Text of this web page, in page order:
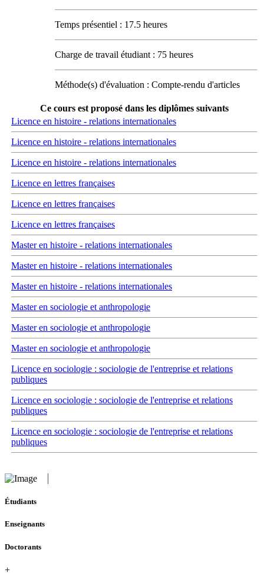
Temps présentiel : 17.5 heures
Charge de travail étudiant : 75 heures
Méthode(s) d'évaluation : Compte-rendu d'articles
Ce cours est proposé dans les diplômes suivants
Licence en histoire - relations internationales
Licence en histoire - relations internationales
Licence en histoire - relations internationales
Licence en lettres françaises
Licence en lettres françaises
Licence en lettres françaises
Master en histoire - relations internationales
Master en histoire - relations internationales
Master en histoire - relations internationales
Master en sociologie et anthropologie
Master en sociologie et anthropologie
Master en sociologie et anthropologie
Licence en sociologie : sociologie de l'entreprise et relations
publiques
Licence en sociologie : sociologie de l'entreprise et relations
publiques
Licence en sociologie : sociologie de l'entreprise et relations
publiques
Étudiants
Enseignants
Doctorants
+